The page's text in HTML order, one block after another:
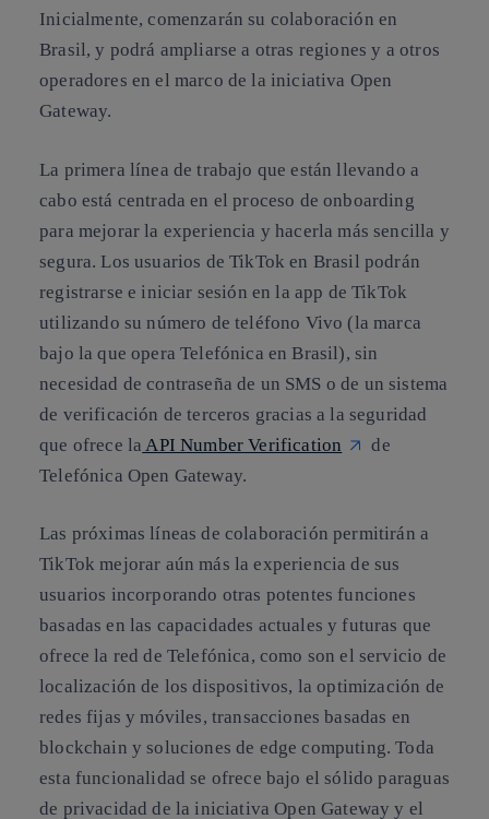
Inicialmente, comenzarán su colaboración en
Brasil, y podrá ampliarse a otras regiones y a otros
operadores en el marco de la iniciativa Open
Gateway.
La primera línea de trabajo que están llevando a
cabo está centrada en el proceso de onboarding
para mejorar la experiencia y hacerla más sencilla y
segura. Los usuarios de TikTok en Brasil podrán
registrarse e iniciar sesión en la app de TikTok
utilizando su número de teléfono Vivo (la marca
bajo la que opera Telefónica en Brasil), sin
necesidad de contraseña de un SMS o de un sistema
de verificación de terceros gracias a la seguridad
que ofrece la API Number Verification
de
Telefónica Open Gateway.
Las próximas líneas de colaboración permitirán a
TikTok mejorar aún más la experiencia de sus
usuarios incorporando otras potentes funciones
basadas en las capacidades actuales y futuras que
ofrece la red de Telefónica, como son el servicio de
localización de los dispositivos, la optimización de
redes fijas y móviles, transacciones basadas en
blockchain y soluciones de edge computing. Toda
esta funcionalidad se ofrece bajo el sólido paraguas
de privacidad de la iniciativa Open Gateway y el